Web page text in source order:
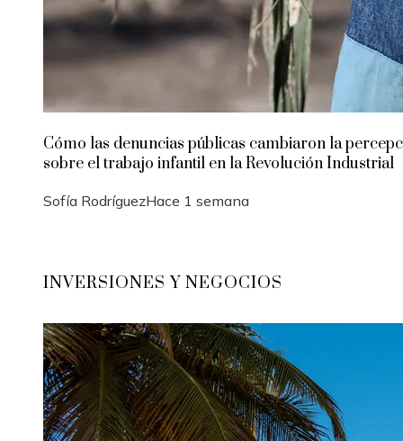
Cómo las denuncias públicas cambiaron la
sobre el trabajo infantil en la Revolución Industrial
Sofía RodríguezHace 1 semana
INVERSIONES Y NEGOCIOS